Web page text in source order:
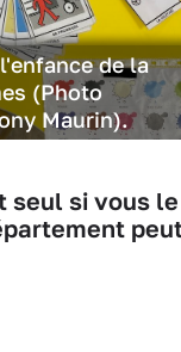
de la
(Photo
Maurin).
seul si vous le